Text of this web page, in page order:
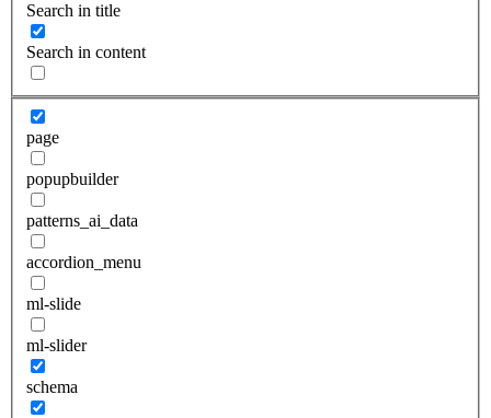
Search in title
Search in content
page
popupbuilder
patterns_ai_data
accordion_menu
ml-slide
ml-slider
schema